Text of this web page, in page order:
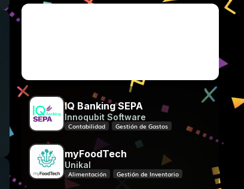
IQ Banking SEPA
Innoqubit Software
Contabilidad Gestión de Gastos
myFoodTech
Unikal
Alimentación Gestión de Inventario